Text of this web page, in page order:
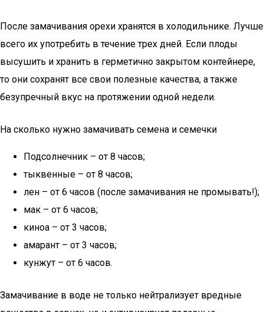
После замачивания орехи хранятся в холодильнике. Лучше
всего их употребить в течение трех дней. Если плоды
высушить и хранить в герметично закрытом контейнере,
то они сохранят все свои полезные качества, а также
безупречный вкус на протяжении одной недели.
На сколько нужно замачивать семена и семечки
Подсолнечник – от 8 часов;
тыквенные – от 8 часов;
лен – от 6 часов (после замачивания не промывать!);
мак – от 6 часов;
киноа – от 3 часов;
амарант – от 3 часов;
кунжут – от 6 часов.
Замачивание в воде не только нейтрализует вредные